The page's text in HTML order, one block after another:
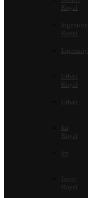
Royal
Ingenuity
Royal
Ingenuity
Urban
Royal
Urban
Im
Royal
Im
Jotter
Royal